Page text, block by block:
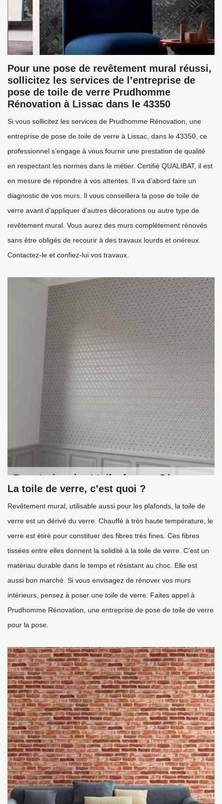
Pour une pose de revêtement mural réussi,
sollicitez les services de l’entreprise de
pose de toile de verre Prudhomme
Rénovation à Lissac dans le 43350
Si vous sollicitez les services de Prudhomme Rénovation, une
entreprise de pose de toile de verre à Lissac, dans le 43350, ce
professionnel s’engage à vous fournir une prestation de qualité
en respectant les normes dans le métier. Certifié QUALIBAT, il est
en mesure de répondre à vos attentes. Il va d’abord faire un
diagnostic de vos murs. Il vous conseillera la pose de toile de
verre avant d’appliquer d’autres décorations ou autre type de
revêtement mural. Vous aurez des murs complètement rénovés
sans être obligés de recourir à des travaux lourds et onéreux.
Contactez-le et confiez-lui vos travaux.
La toile de verre, c’est quoi ?
Revêtement mural, utilisable aussi pour les plafonds, la toile de
verre est un dérivé du verre. Chauffé à très haute température, le
verre est étiré pour constituer des fibres très fines. Ces fibres
tissées entre elles donnent la solidité à la toile de verre. C’est un
matériau durable dans le temps et résistant au choc. Elle est
aussi bon marché. Si vous envisagez de rénover vos murs
intérieurs, pensez à poser une toile de verre. Faites appel à
Prudhomme Rénovation, une entreprise de pose de toile de verre
pour la pose.